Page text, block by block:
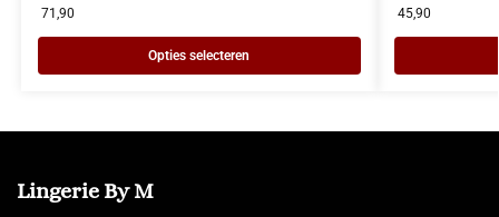
71,90
Opties selecteren
45,90
Lingerie By M